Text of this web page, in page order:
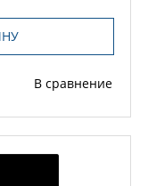
В сравнение